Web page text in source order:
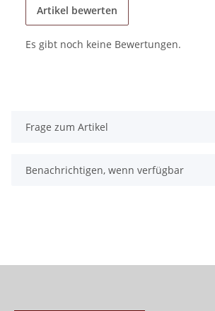
Artikel bewerten
Es gibt noch keine Bewertungen.
Frage zum Artikel
Benachrichtigen, wenn verfügbar